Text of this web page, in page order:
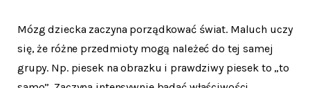
Mózg dziecka zaczyna porządkować świat. Maluch uczy
się, że różne przedmioty mogą należeć do tej samej
grupy. Np. piesek na obrazku i prawdziwy piesek to „to